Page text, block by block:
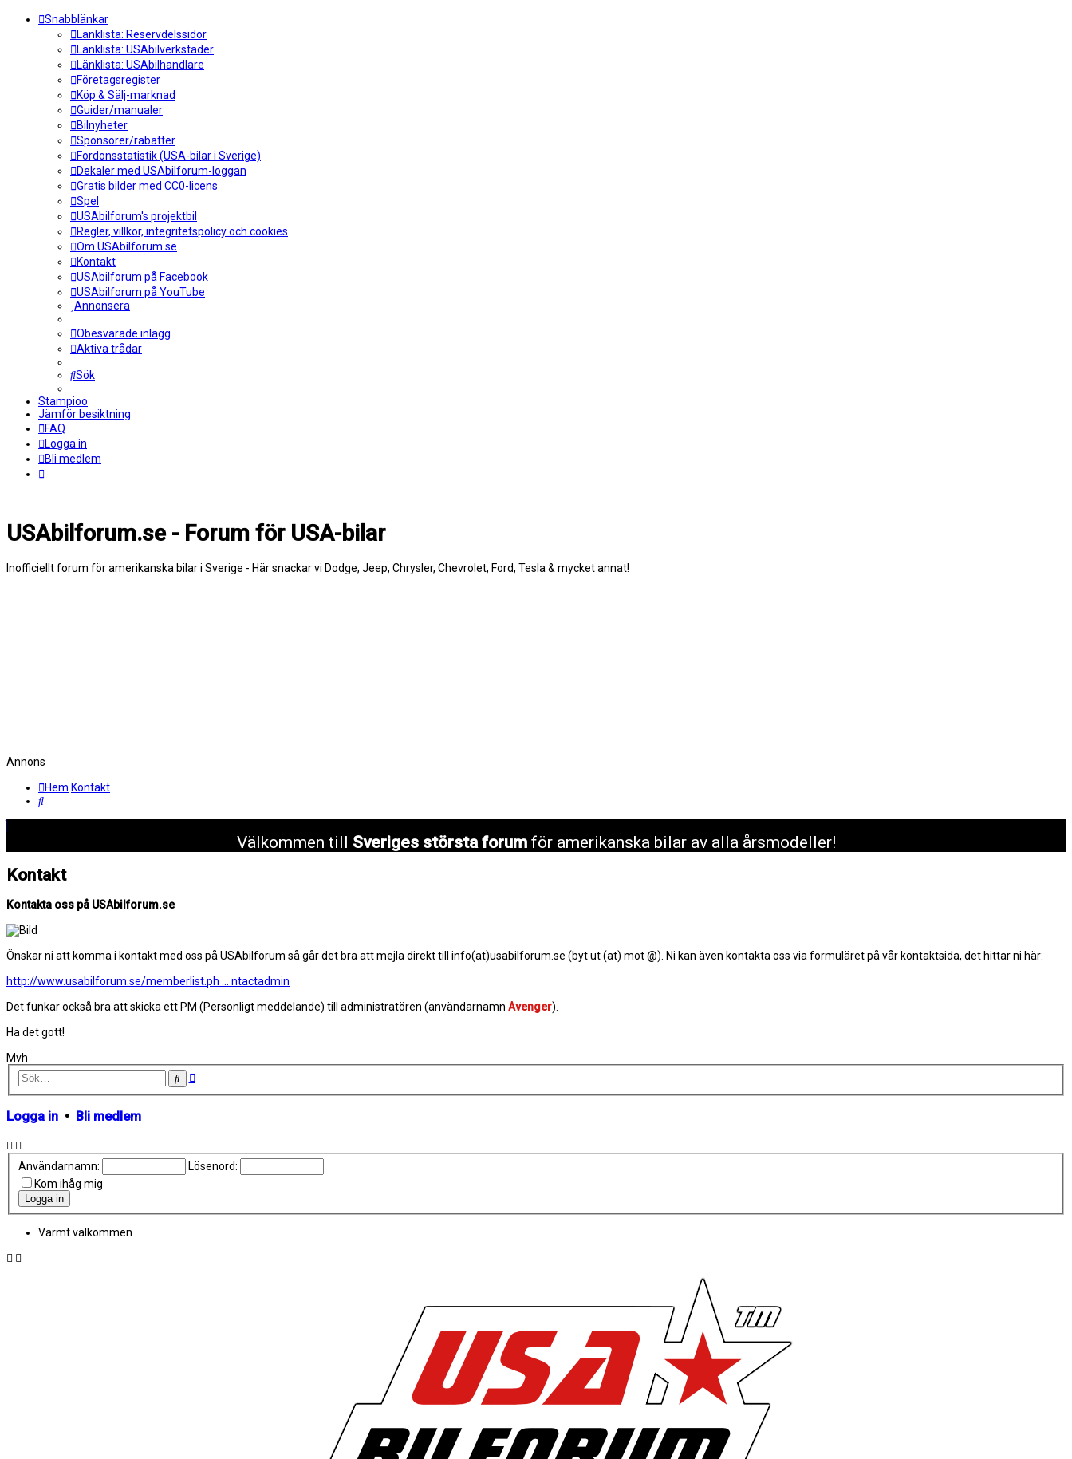
Snabblänkar
Länklista: Reservdelssidor
Länklista: USAbilverkstäder
Länklista: USAbilhandlare
Företagsregister
Köp & Sälj-marknad
Guider/manualer
Bilnyheter
Sponsorer/rabatter
Fordonsstatistik (USA-bilar i Sverige)
Dekaler med USAbilforum-loggan
Gratis bilder med CC0-licens
Spel
USAbilforum's projektbil
Regler, villkor, integritetspolicy och cookies
Om USAbilforum.se
Kontakt
USAbilforum på Facebook
USAbilforum på YouTube
Annonsera
Obesvarade inlägg
Aktiva trådar
Sök
Stampioo
Jämför besiktning
FAQ
Logga in
Bli medlem
USAbilforum.se - Forum för USA-bilar
Inofficiellt forum för amerikanska bilar i Sverige - Här snackar vi Dodge, Jeep, Chrysler, Chevrolet, Ford, Tesla & mycket annat!
Annons
Hem Kontakt
Sök
Välkommen till Sveriges största forumför amerikanska bilar av alla årsmodeller!
Kontakt
Kontakta oss på USAbilforum.se
Önskar ni att komma i kontakt med oss på USAbilforum så går det bra att mejla direkt till info(at)usabilforum.se (byt ut (at) mot @). Ni kan även kontakta oss via formuläret på vår kontaktsida, det hittar ni här:
http://www.usabilforum.se/memberlist.ph ... ntactadmin
Det funkar också bra att skicka ett PM (Personligt meddelande) till administratören (användarnamn Avenger).
Ha det gott!
Mvh
SökAvancerad
Logga in • Bli medlem
Användarnamn:
Lösenord:
Kom ihåg mig
Varmt välkommen